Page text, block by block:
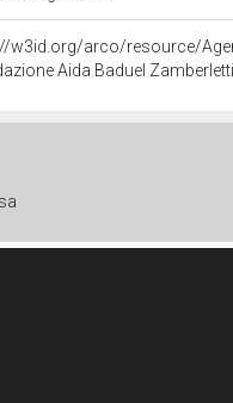
w3id.org/arco/resource/
Aida Baduel Zamberletti